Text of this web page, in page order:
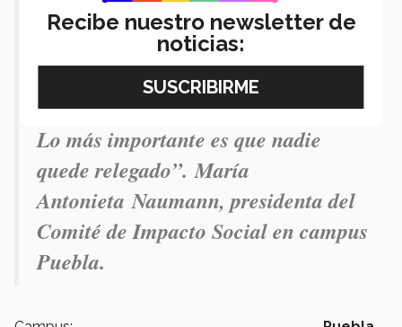
“Debemos aprender lengua de señas
para lograr crecer todos juntos como
comunidad mexicana, si nos
separamos nunca podremos hacerlo.
Lo más importante es que nadie
quede relegado”. María
Antonieta Naumann, presidenta del
Comité de Impacto Social en campus
Puebla.
Recibe nuestro newsletter de
noticias: